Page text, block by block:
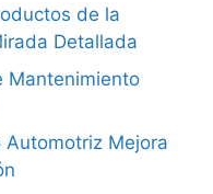
de la
Detallada
Mantenimiento
Automotriz Mejora